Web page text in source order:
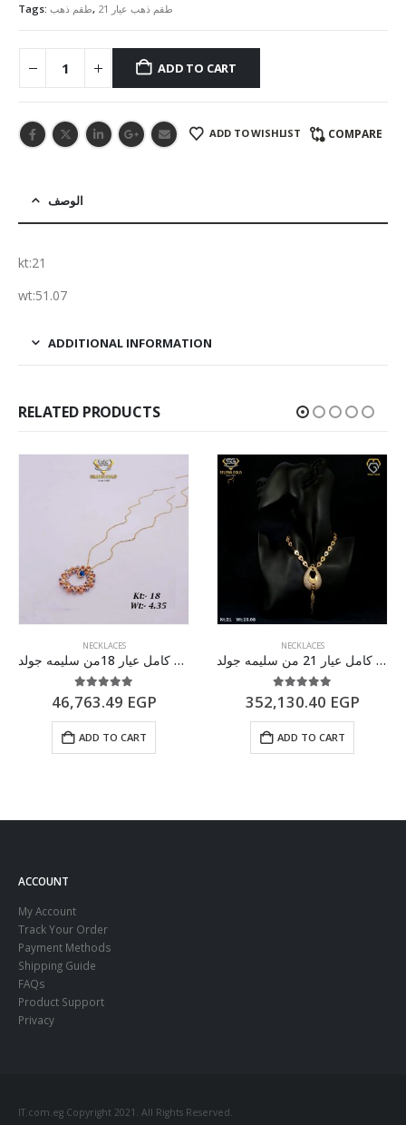
Tags: طقم ذهب, طقم ذهب عيار 21
ADD TO CART
ADD TO WISHLIST COMPARE
الوصف
kt:21
wt:51.07
ADDITIONAL INFORMATION
RELATED PRODUCTS
NECKLACES
سلسله ذهب كامل عيار 18من سليمه جولد
5.00 out of 5
46,763.49 EGP
ADD TO CART
NECKLACES
طقم ذهب كامل عيار 21 من سليمه جولد
5.00out of 5
352,130.40 EGP
ADD TO CART
ACCOUNT
My Account
Track Your Order
Payment Methods
Shipping Guide
FAQs
Product Support
Privacy
IT.com.eg Copyright 2021. All Rights Reserved.